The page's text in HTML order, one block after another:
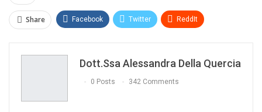
Share Facebook Twitter ReddIt
Dott.ssa Alessandra Della Quercia
0 Posts 342 Comments